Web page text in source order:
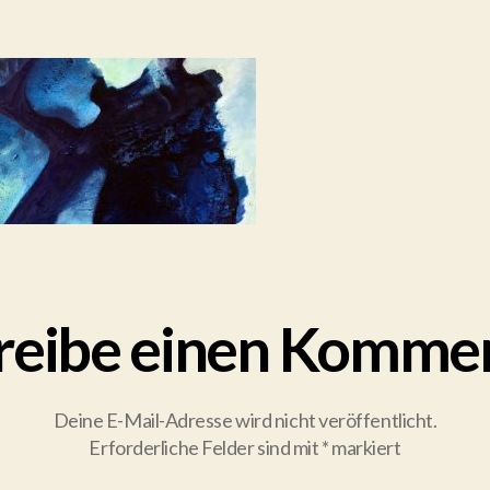
einen
Deine E-Mail-Adresse wird nicht veröffentlicht.
Erforderliche Felder sind mit*markiert